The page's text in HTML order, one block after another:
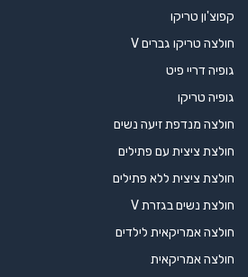
קפוצ'ון טריקו
חולצה טריקו גברים V
גופיה דריי פיט
גופיה טריקו
חולצה מנדפת זיעה נשים
חולצת ציצית עם פתילים
חולצת ציצית ללא פתילים
חולצת נשים בגזרת V
חולצה אמריקאית לילדים
חולצה אמריקאית